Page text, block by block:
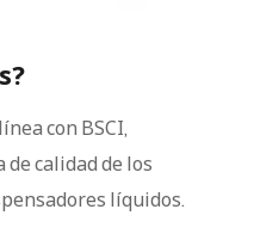
con BSCI,
calidad de los
líquidos.